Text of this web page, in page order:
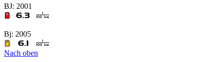
BJ: 2001
Bj: 2005
Nach oben